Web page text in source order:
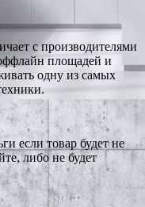
с производителями
площадей и
одну из самых
если товар будет не
либо не будет